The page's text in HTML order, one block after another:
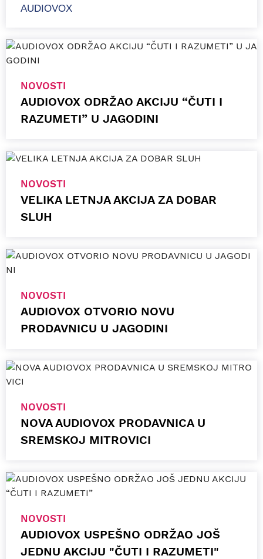
AUDIOVOX
NOVOSTI
AUDIOVOX ODRŽAO AKCIJU “ČUTI I
RAZUMETI” U JAGODINI
NOVOSTI
VELIKA LETNJA AKCIJA ZA DOBAR
SLUH
NOVOSTI
AUDIOVOX OTVORIO NOVU
PRODAVNICU U JAGODINI
NOVOSTI
NOVA AUDIOVOX PRODAVNICA U
SREMSKOJ MITROVICI
NOVOSTI
AUDIOVOX USPEŠNO ODRŽAO JOŠ
JEDNU AKCIJU "ČUTI I RAZUMETI"